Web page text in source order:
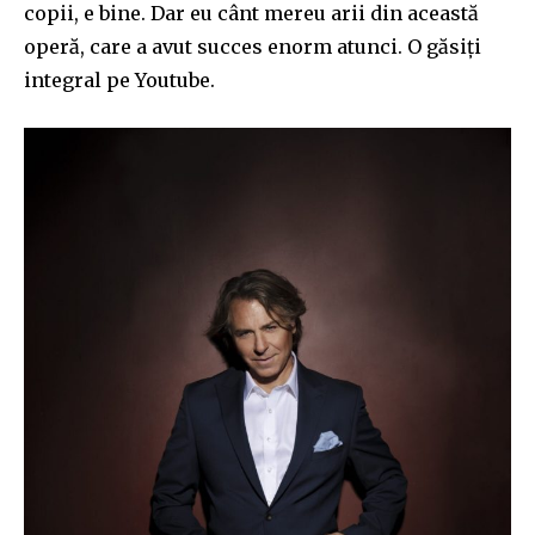
copii, e bine. Dar eu cânt mereu arii din această
operă, care a avut succes enorm atunci. O găsiți
integral pe Youtube.